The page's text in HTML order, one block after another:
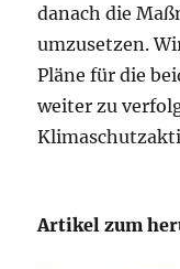
danach die
umzusetzen.
Pläne für die
weiter zu
Artikel zum